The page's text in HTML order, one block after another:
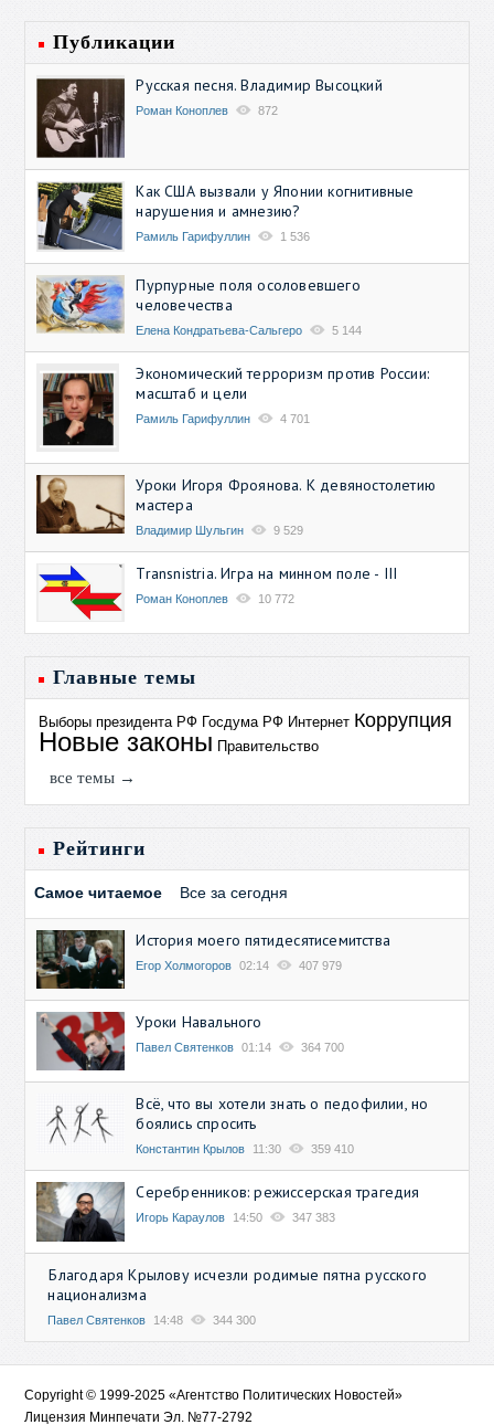
Публикации
Русская песня. Владимир Высоцкий
Роман Коноплев 872
Как США вызвали у Японии когнитивные
нарушения и амнезию?
Рамиль Гарифуллин 1 536
Пурпурные поля осоловевшего
человечества
Елена Кондратьева-Сальгеро 5 144
Экономический терроризм против России:
масштаб и цели
Рамиль Гарифуллин 4 701
Уроки Игоря Фроянова. К девяностолетию
мастера
Владимир Шульгин 9 529
Transnistria. Игра на минном поле - III
Роман Коноплев 10 772
Главные темы
Выборы президента РФ Госдума РФ Интернет Коррупция
Новые законы Правительство
все темы →
Рейтинги
Самое читаемое Все за сегодня
История моего пятидесятисемитства
Егор Холмогоров 02:14 407 979
Уроки Навального
Павел Святенков 01:14 364 700
Всё, что вы хотели знать о педофилии, но
боялись спросить
Константин Крылов 11:30 359 410
Серебренников: режиссерская трагедия
Игорь Караулов 14:50 347 383
Благодаря Крылову исчезли родимые пятна русского
национализма
Павел Святенков 14:48 344 300
Copyright © 1999-2025 «Агентство Политических Новостей»
Лицензия Минпечати Эл. №77-2792